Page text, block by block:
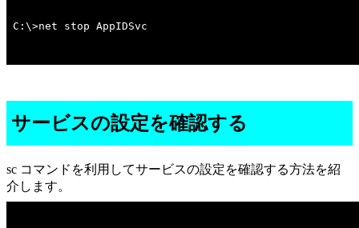
C:\>net stop AppIDSvc
サービスの設定を確認する
sc コマンドを利用してサービスの設定を確認する方法を紹
介します。